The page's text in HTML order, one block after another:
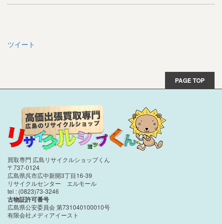
ツイート
PAGE TOP
買取専門 広島リサイクルショップくん
〒737-0124
広島県呉市広中新開3丁目16-39
リサイクルセンター エルモール
tel : (0823)73-3246
古物証許可番号
広島県公安委員会 第731040100010号
有限会社メディアイースト